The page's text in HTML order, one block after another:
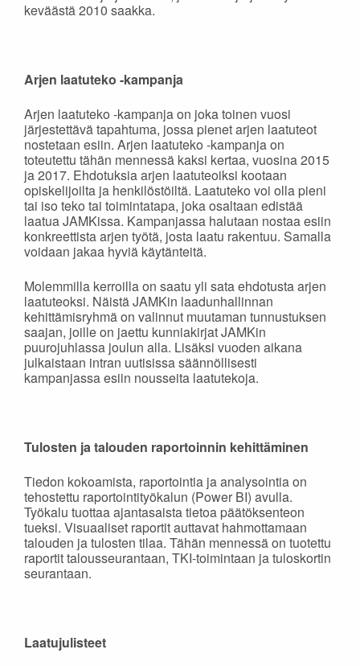
keväästä 2010 saakka.
Arjen laatuteko -kampanja
Arjen laatuteko -kampanja on joka toinen vuosi
järjestettävä tapahtuma, jossa pienet arjen laatuteot
nostetaan esiin. Arjen laatuteko -kampanja on
toteutettu tähän mennessä kaksi kertaa, vuosina 2015
ja 2017. Ehdotuksia arjen laatuteoiksi kootaan
opiskelijoilta ja henkilöstöiltä. Laatuteko voi olla pieni
tai iso teko tai toimintatapa, joka osaltaan edistää
laatua JAMKissa. Kampanjassa halutaan nostaa esiin
konkreettista arjen työtä, josta laatu rakentuu. Samalla
voidaan jakaa hyviä käytänteitä.
Molemmilla kerroilla on saatu yli sata ehdotusta arjen
laatuteoksi. Näistä JAMKin laadunhallinnan
kehittämisryhmä on valinnut muutaman tunnustuksen
saajan, joille on jaettu kunniakirjat JAMKin
puurojuhlassa joulun alla. Lisäksi vuoden aikana
julkaistaan intran uutisissa säännöllisesti
kampanjassa esiin nousseita laatutekoja.
Tulosten ja talouden raportoinnin kehittäminen
Tiedon kokoamista, raportointia ja analysointia on
tehostettu raportointityökalun (Power BI) avulla.
Työkalu tuottaa ajantasaista tietoa päätöksenteon
tueksi. Visuaaliset raportit auttavat hahmottamaan
talouden ja tulosten tilaa. Tähän mennessä on tuotettu
raportit talousseurantaan, TKI-toimintaan ja tuloskortin
seurantaan.
Laatujulisteet